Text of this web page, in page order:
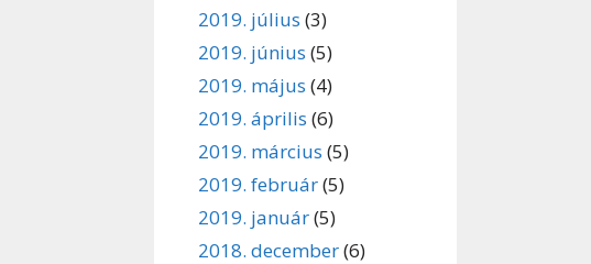
2019. július (3)
2019. június (5)
2019. május (4)
2019. április (6)
2019. március (5)
2019. február(5)
2019. január(5)
2018. december(6)